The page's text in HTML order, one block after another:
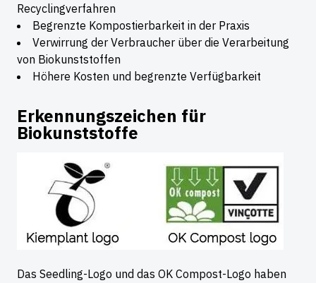
Recyclingverfahren
Begrenzte Kompostierbarkeit in der Praxis
Verwirrung der Verbraucher über die Verarbeitung
von Biokunststoffen
Höhere Kosten und begrenzte Verfügbarkeit
Erkennungszeichen für
Biokunststoffe
Das Seedling-Logo und das OK Compost-Logo haben